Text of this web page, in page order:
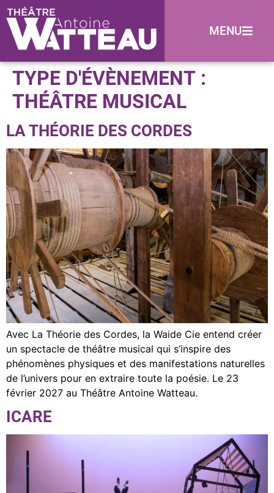
MENU
TYPE D'ÉVÈNEMENT :
THÉÂTRE MUSICAL
LA THÉORIE DES CORDES
Avec La Théorie des Cordes, la Waide Cie entend créer
un spectacle de théâtre musical qui s’inspire des
phénomènes physiques et des manifestations naturelles
de l’univers pour en extraire toute la poésie. Le 23
février 2027 au Théâtre Antoine Watteau.
ICARE